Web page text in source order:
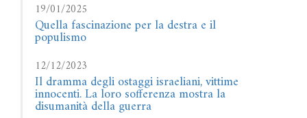
19/01/2025
Quella fascinazione per la destra e il
populismo
12/12/2023
Il dramma degli ostaggi israeliani, vittime
innocenti. La loro sofferenza mostra la
disumanità della guerra